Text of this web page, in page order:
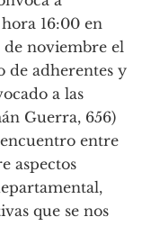
16:00 en
de noviembre el
de adherentes y
a las
Guerra, 656)
entre
aspectos
que se nos